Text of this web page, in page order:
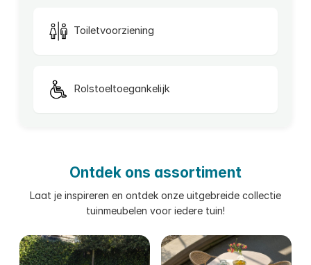
Toiletvoorziening
Rolstoeltoegankelijk
Ontdek ons assortiment
Laat je inspireren en ontdek onze uitgebreide collectie
tuinmeubelen voor iedere tuin!